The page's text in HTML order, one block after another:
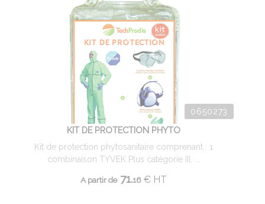
0650273
KIT DE PROTECTION PHYTO
Kit de protection phytosanitaire comprenant : 1
combinaison TYVEK Plus catégorie III, ...
A partir de71.16 € HT